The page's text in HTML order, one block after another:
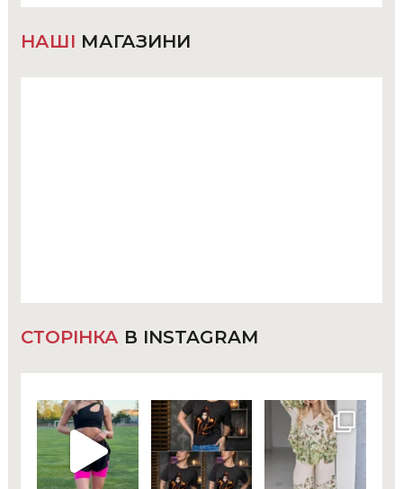
НАШІ МАГАЗИНИ
СТОРІНКА В INSTAGRAM